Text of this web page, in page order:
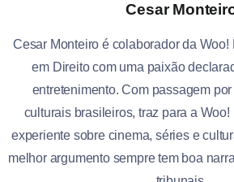
Cesar
Cesar Monteiro é colaborador da Woo!
em Direito com uma paixão
entretenimento. Com passagem
culturais brasileiros, traz para a
experiente sobre cinema, séries e
melhor argumento sempre tem boa